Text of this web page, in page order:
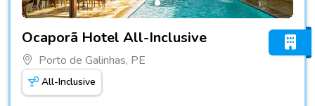
Ocaporã Hotel All-Inclusive
Porto de Galinhas, PE
All-Inclusive